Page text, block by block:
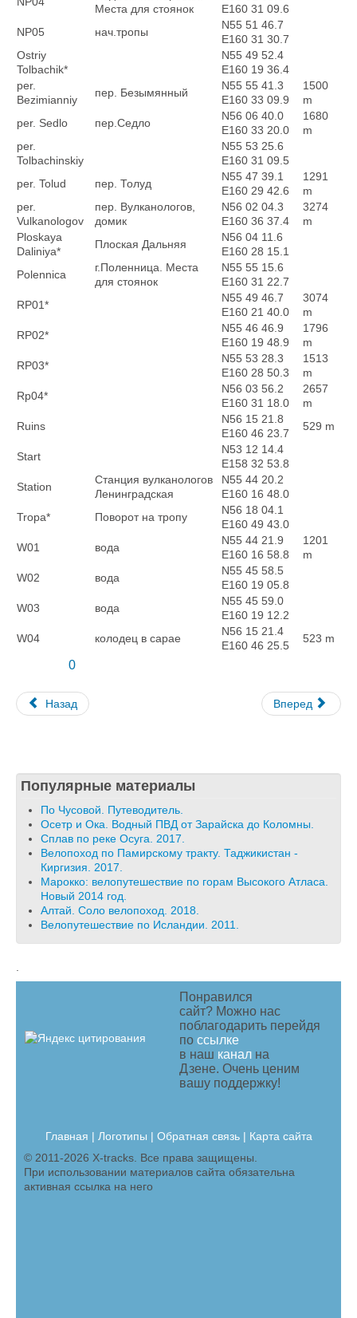
Места для стоянок
E160 31 09.6
NP05
нач.тропы
N55 51 46.7
E160 31 30.7
Ostriy
Tolbachik*
N55 49 52.4
E160 19 36.4
per.
Bezimianniy
пер. Безымянный
N55 55 41.3
E160 33 09.9
1500
m
per. Sedlo
пер.Седло
N56 06 40.0
E160 33 20.0
1680
m
per.
Tolbachinskiy
N55 53 25.6
E160 31 09.5
per. Tolud
пер. Толуд
N55 47 39.1
E160 29 42.6
1291
m
per.
Vulkanologov
пер. Вулканологов,
домик
N56 02 04.3
E160 36 37.4
3274
m
Ploskaya
Daliniya*
Плоская Дальняя
N56 04 11.6
E160 28 15.1
Polennica
г.Поленница. Места
для стоянок
N55 55 15.6
E160 31 22.7
RP01*
N55 49 46.7
E160 21 40.0
3074
m
RP02*
N55 46 46.9
E160 19 48.9
1796
m
RP03*
N55 53 28.3
E160 28 50.3
1513
m
Rp04*
N56 03 56.2
E160 31 18.0
2657
m
Ruins
N56 15 21.8
E160 46 23.7
529 m
Start
N53 12 14.4
E158 32 53.8
Station
Станция вулканологов
Ленинградская
N55 44 20.2
E160 16 48.0
Tropa*
Поворот на тропу
N56 18 04.1
E160 49 43.0
W01
вода
N55 44 21.9
E160 16 58.8
1201
m
W02
вода
N55 45 58.5
E160 19 05.8
W03
вода
N55 45 59.0
E160 19 12.2
W04
колодец в сарае
N56 15 21.4
E160 46 25.5
523 m
0
Назад Вперед
Популярные материалы
По Чусовой. Путеводитель.
Осетр и Ока. Водный ПВД от Зарайска до Коломны.
Сплав по реке Осуга. 2017.
Велопоход по Памирскому тракту. Таджикистан -
Киргизия. 2017.
Марокко: велопутешествие по горам Высокого Атласа.
Новый 2014 год.
Алтай. Соло велопоход. 2018.
Велопутешествие по Исландии. 2011.
.
Понравился
сайт? Можно нас
поблагодарить перейдя
по ссылке
в наш канал на
Дзене. Очень ценим
вашу поддержку!
Главная | Логотипы | Обратная связь | Карта сайта
© 2011-2026 X-tracks. Все права защищены.
При использовании материалов сайта обязательна
активная ссылка на него